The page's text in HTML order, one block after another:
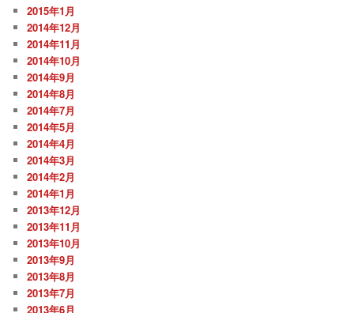
2015年1月
2014年12月
2014年11月
2014年10月
2014年9月
2014年8月
2014年7月
2014年5月
2014年4月
2014年3月
2014年2月
2014年1月
2013年12月
2013年11月
2013年10月
2013年9月
2013年8月
2013年7月
2013年6月